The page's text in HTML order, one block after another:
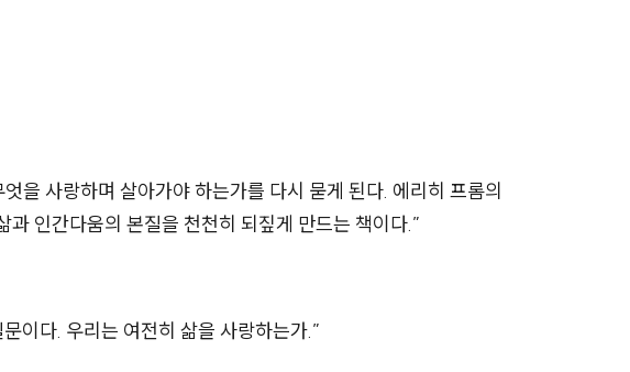
을 사랑하며 살아가야 하는가를 다시 묻게 된다. 에리히 프롬의
과 인간다움의 본질을 천천히 되짚게 만드는 책이다. ”
이다. 우리는 여전히 삶을 사랑하는가.”